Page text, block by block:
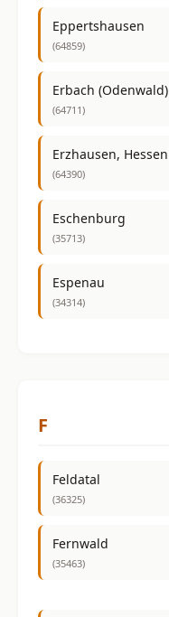
Eppertshausen
(64859)
Erbach (Odenwald)
(64711)
Erzhausen, Hessen
(64390)
Eschenburg
(35713)
Espenau
(34314)
F
Feldatal
(36325)
Fernwald
(35463)